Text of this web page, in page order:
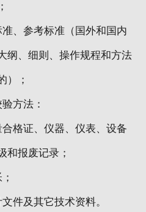
、参考标准（国外和国内
纲、细则、操作规程和方法
）；
方法：
格证、仪器、仪表、设备
和报废记录；
件及其它技术资料。